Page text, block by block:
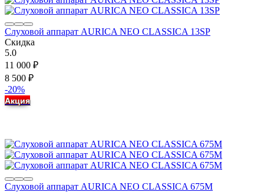
Слуховой аппарат AURICA NEO CLASSICA 13SP
Скидка
5.0
11 000 ₽
8 500 ₽
-20%
Акция
Слуховой аппарат AURICA NEO CLASSICA 675M